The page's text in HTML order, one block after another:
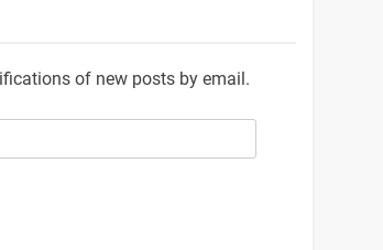
of new posts by email.